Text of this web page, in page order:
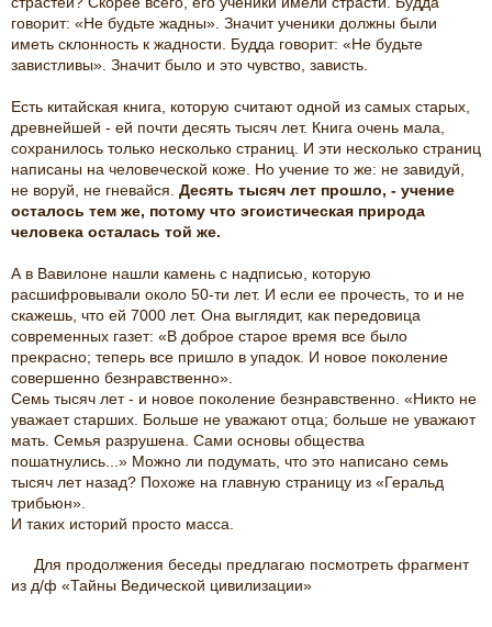
говорит: «Не будьте жадны». Значит ученики должны были
иметь склонность к жадности. Будда говорит: «Не будьте
завистливы». Значит было и это чувство, зависть.
Есть китайская книга, которую считают одной из самых старых,
древнейшей - ей почти десять тысяч лет. Книга очень мала,
сохранилось только несколько страниц. И эти несколько страниц
написаны на человеческой коже. Но учение то же: не завидуй,
не воруй, не гневайся. Десять тысяч лет прошло, - учение
осталось тем же, потому что эгоистическая природа
человека осталась той же.
А в Вавилоне нашли камень с надписью, которую
расшифровывали около 50-ти лет. И если ее прочесть, то и не
скажешь, что ей 7000 лет. Она выглядит, как передовица
современных газет: «В доброе старое время все было
прекрасно; теперь все пришло в упадок. И новое поколение
совершенно безнравственно».
Семь тысяч лет - и новое поколение безнравственно. «Никто не
уважает старших. Больше не уважают отца; больше не уважают
мать. Семья разрушена. Сами основы общества
пошатнулись...» Можно ли подумать, что это написано семь
тысяч лет назад? Похоже на главную страницу из «Геральд
трибьюн».
И таких историй просто масса.
Для продолжения беседы предлагаю посмотреть фрагмент
из д/ф «Тайны Ведической цивилизации»